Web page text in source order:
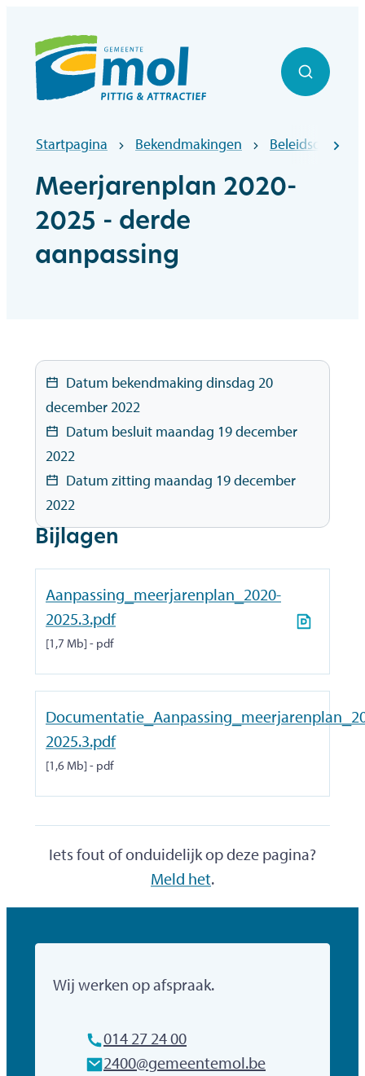
Officiële website gemeentebestuur Mol
Zoek
Startpagina Bekendmakingen
Meerjarenplan 2020-
2025 - derde
aanpassing
Datum bekendmaking dinsdag 20
december 2022
Datum besluit maandag 19 december
2022
Datum zitting maandag 19 december
2022
Bijlagen
Aanpassing_meerjarenplan_2020-
2025.3.pdf
1,7 Mb pdf
2025.3.pdf
1,6 Mb pdf
Iets fout of onduidelijk op deze pagina?
Meld het.
Gemeente Mol
Wij werken op afspraak.
014 27 24 00
E-mailadres
2400@gemeentemol.be